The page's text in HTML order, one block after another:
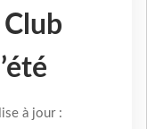
à jour :